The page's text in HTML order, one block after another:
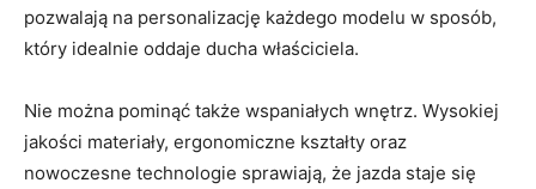
pozwalają na personalizację każdego modelu w sposób,
który idealnie oddaje ducha właściciela.
Nie można pominąć także wspaniałych ‌wnętrz. Wysokiej
jakości materiały, ergonomiczne kształty oraz‌
nowoczesne technologie sprawiają, że jazda staje się